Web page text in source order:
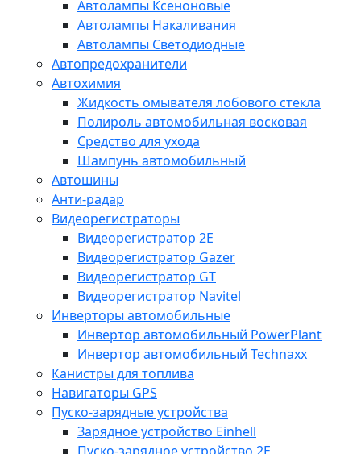
Автолампы Ксеноновые
Автолампы Накаливания
Автолампы Светодиодные
Автопредохранители
Автохимия
Жидкость омывателя лобового стекла
Полироль автомобильная восковая
Средство для ухода
Шампунь автомобильный
Автошины
Анти-радар
Видеорегистраторы
Видеорегистратор 2E
Видеорегистратор Gazer
Видеорегистратор GT
Видеорегистратор Navitel
Инверторы автомобильные
Инвертор автомобильный PowerPlant
Инвертор автомобильный Technaxx
Канистры для топлива
Навигаторы GPS
Пуско-зарядные устройства
Зарядное устройство Einhell